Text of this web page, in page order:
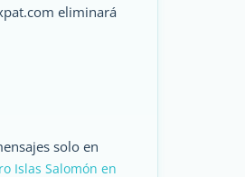
eliminará
solo en
Islas Salomón en